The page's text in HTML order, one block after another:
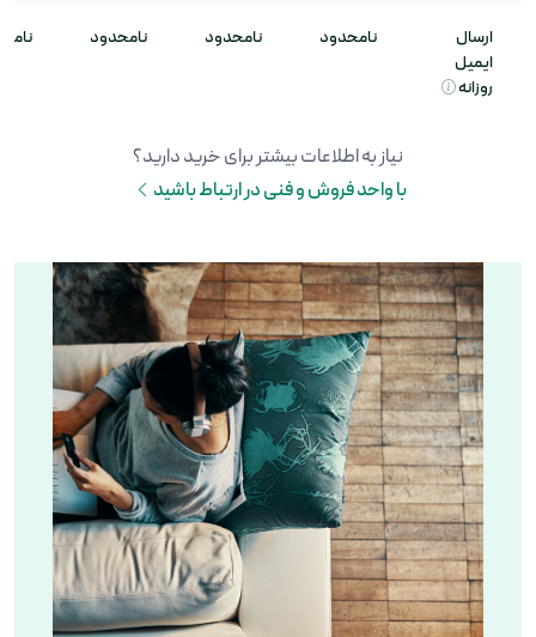
ارسال
ایمیل
روزانه
نامحدود نامحدود نامحدود
نیاز به اطلاعات بیشتر برای خرید دارید؟
با واحد فروش و فنی در ارتباط باشید